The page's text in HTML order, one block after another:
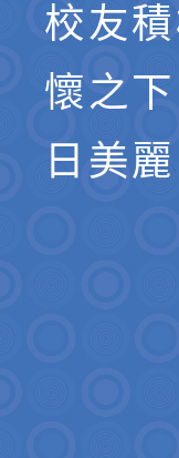
校友
懷之
日美